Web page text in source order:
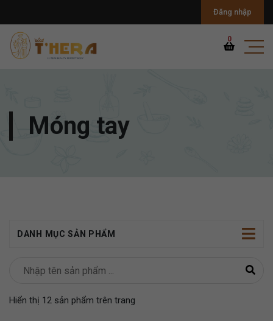
Đăng nhập
0
Móng tay
DANH MỤC SẢN PHẨM
Hiển thị 12 sản phẩm trên trang